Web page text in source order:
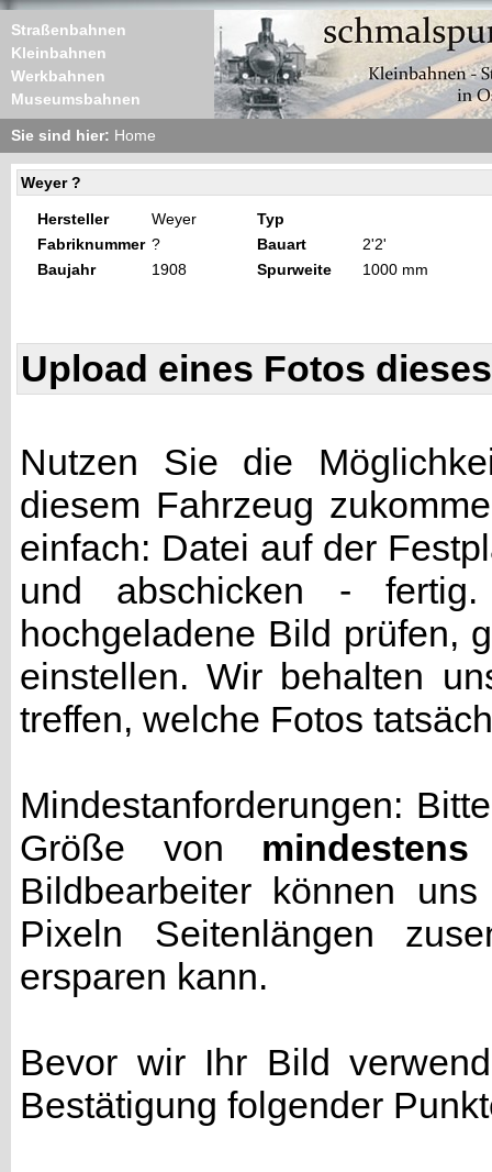
Straßenbahnen
Kleinbahnen
Werkbahnen
Museumsbahnen
Sie sind hier: Home
Weyer ?
Hersteller Weyer
Typ
Fabriknummer ? Bauart
2'2'
Baujahr
1908 Spurweite 1000 mm
Upload eines Fotos
Nutzen Sie die
diesem Fahrzeug
einfach: Datei auf der
und abschicken -
hochgeladene Bild prüfen,
einstellen. Wir behalten
treffen, welche Fotos
Mindestanforderungen:
Größe von
Bildbearbeiter können
Pixeln Seitenlängen
ersparen kann.
Bevor wir Ihr Bild
Bestätigung folgender